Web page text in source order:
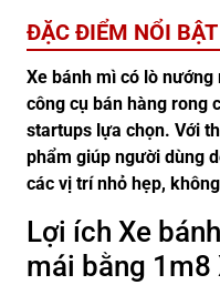
ĐẶC ĐIỂM NỔI BẬT
Xe bánh mì có lò
công cụ bán hàng rong
startups lựa chọn. Với
phẩm giúp người dùng
các vị trí nhỏ hẹp,
Lợi ích Xe
mái bằng 1m8